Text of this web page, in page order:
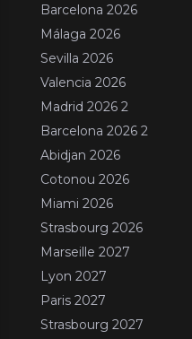
Barcelona 2026
Málaga 2026
Sevilla 2026
Valencia 2026
Madrid 2026 2
Barcelona 2026 2
Abidjan 2026
Cotonou 2026
Miami 2026
Strasbourg 2026
Marseille 2027
Lyon 2027
Paris 2027
Strasbourg 2027